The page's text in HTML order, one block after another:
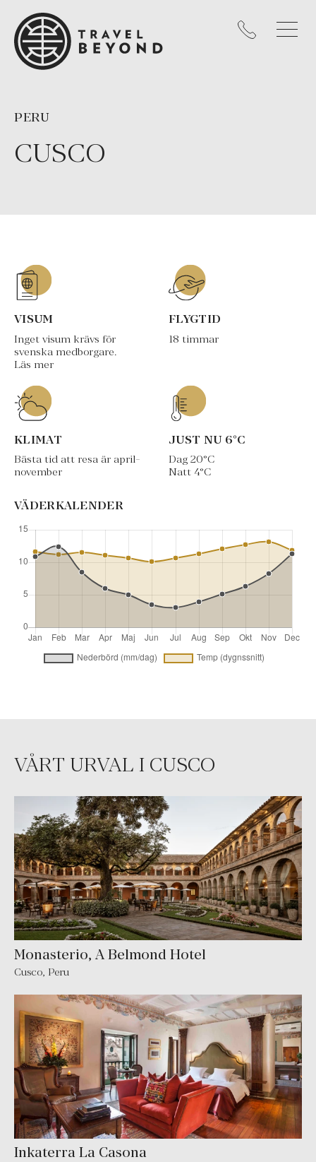
CUSCO
PERU
VISUM
Inget visum krävs för
svenska medborgare.
Läs mer
FLYGTID
18 timmar
KLIMAT
Bästa tid att resa är april-
november
JUST NU 6°C
Dag 20°C
Natt 4°C
VÄDERKALENDER
VÅRT URVAL I CUSCO
Monasterio, A Belmond Hotel
Cusco, Peru
Inkaterra La Casona